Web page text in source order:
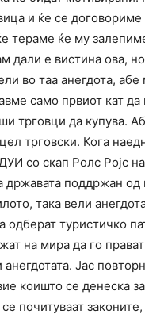
и ќе се
тераме ќе му
дали е вистина ова,
во таа анегдота,
само првиот кат
трговци да купува.
трговски. Кога
со скап Ролс Ројс
државата поддржан
така вели
одберат туристичко
на мира да го
Јас
коишто се денеска
почитуваат